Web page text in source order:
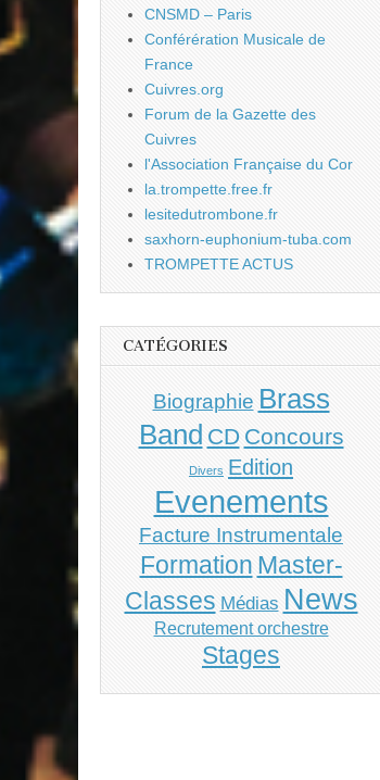
CNSMD – Paris
Conférération Musicale de
France
Cuivres.org
Forum de la Gazette des
Cuivres
l'Association Française du Cor
la.trompette.free.fr
lesitedutrombone.fr
saxhorn-euphonium-tuba.com
TROMPETTE ACTUS
CATÉGORIES
Biographie Brass
Band CD Concours
Divers Edition
Evenements
Facture Instrumentale
Formation Master-
Classes Médias News
Recrutement orchestre
Stages